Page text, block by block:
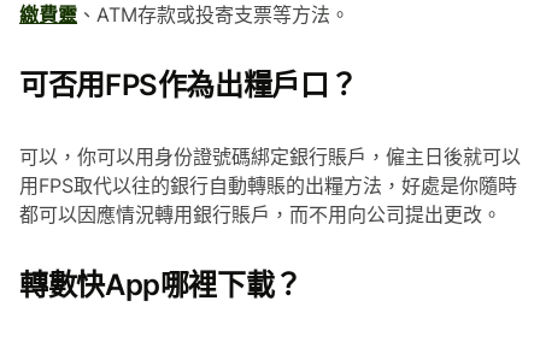
繳費靈 、ATM存款或投寄支票等方法。
可否用FPS作為出糧戶口？
可以，你可以用身份證號碼綁定銀行賬戶，僱主日後就可以
用FPS取代以往的銀行自動轉賬的出糧方法，好處是你隨時
都可以因應情況轉用銀行賬戶，而不用向公司提出更改。
轉數快App哪裡下載？